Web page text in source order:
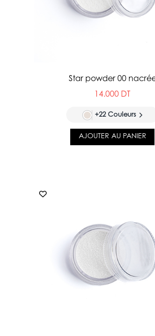
Star powder 00
14.000 DT
+22 Couleurs
AJOUTER AU PANIER